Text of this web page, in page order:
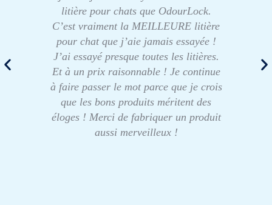
litière pour chats que OdourLock.
C’est vraiment la MEILLEURE litière
pour chat que j’aie jamais essayée !
J’ai essayé presque toutes les litières.
Et à un prix raisonnable ! Je continue
à faire passer le mot parce que je crois
que les bons produits méritent des
éloges ! Merci de fabriquer un produit
aussi merveilleux !